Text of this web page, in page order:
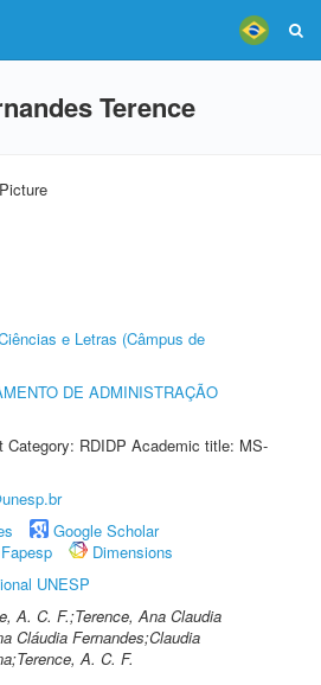
Terence
e Letras (Câmpus de
DE ADMINISTRAÇÃO
Category: RDIDP Academic title: MS-
Google Scholar
Fapesp
Dimensions
UNESP
A. C. F.;Terence, Ana Claudia
Cláudia Fernandes;Claudia
A. C. F.